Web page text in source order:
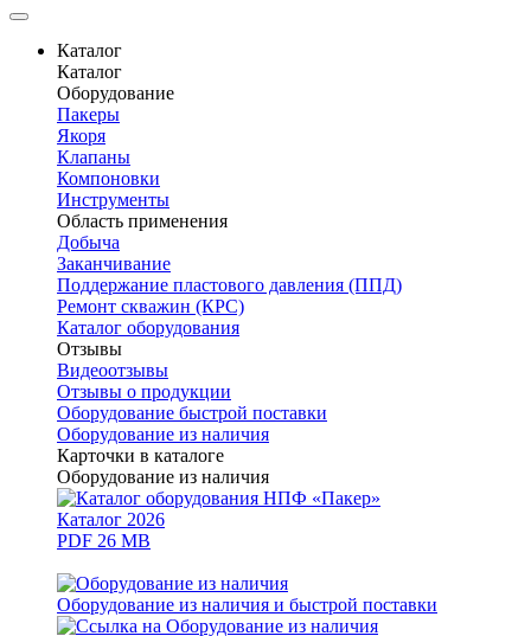
Каталог
Каталог
Оборудование
Пакеры
Якоря
Клапаны
Компоновки
Инструменты
Область применения
Добыча
Заканчивание
Поддержание пластового давления (ППД)
Ремонт скважин (КРС)
Каталог оборудования
Отзывы
Видеоотзывы
Отзывы о продукции
Оборудование быстрой поставки
Оборудование из наличия
Карточки в каталоге
Оборудование из наличия
Каталог 2026
PDF 26 MB
Оборудование из наличия и быстрой поставки